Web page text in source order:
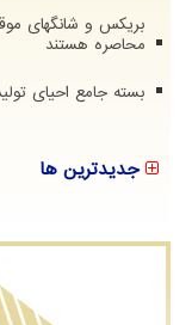
بریکس و شانگهای
محاصره هستند
بسته جامع احیای
جدیدترین ها